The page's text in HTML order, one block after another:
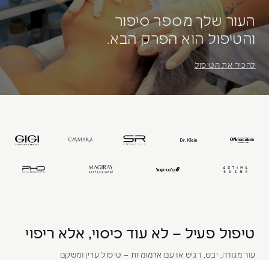
העור שלך מספר סיפור
והטיפול הוא הפרק הבא.
להכיר את הטיפול
טיפול פעיל – לא עוד כיסוי, אלא ריפוי
עור מגורה, יבש, רגיש או עם אדמומיות – טיפול עדין ומשקם